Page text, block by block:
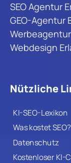
SEO Agentur
GEO-Agentur
Webdesign
Nützliche
KI-SEO-Lexikon
Was kostet
Datenschutz
Kostenloser KI-